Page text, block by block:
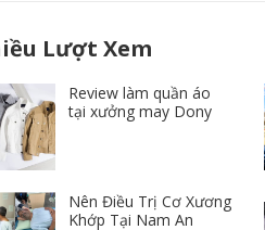
Lượt Xem
Review làm quần áo
tại xưởng may Dony
Nên Điều Trị Cơ Xương
Khớp Tại Nam An